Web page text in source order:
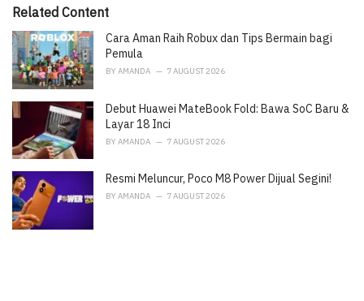
i
s
:
Related Content
Cara Aman Raih Robux dan Tips Bermain bagi
Pemula
BY AMANDA 7 AUGUST 2026
Debut Huawei MateBook Fold: Bawa SoC Baru &
Layar 18 Inci
BY AMANDA 7 AUGUST 2026
Resmi Meluncur, Poco M8 Power Dijual Segini!
BY AMANDA 7 AUGUST 2026